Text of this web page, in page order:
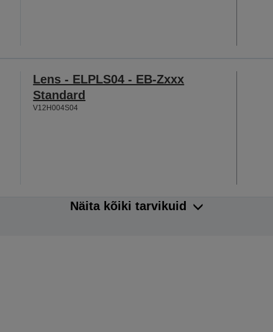
Lens - ELPLS04 - EB-Zxxx
Standard
V12H004S04
Näita kõiki tarvikuid